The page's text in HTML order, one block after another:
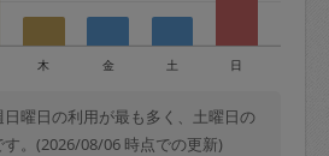
実施時間＝依頼金額の100%
よる当日キャンセル＝依頼
交通費全額
木 金 土 日
曜日の利用が最も多く、土曜日の
。(2026/08/06 時点での更新)